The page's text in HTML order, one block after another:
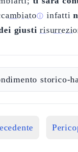
ⓘ infatti
giusti
storico-